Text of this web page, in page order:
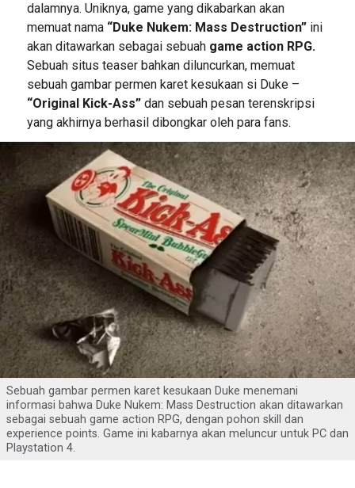
dalamnya. Uniknya, game yang dikabarkan akan
memuat nama“Duke Nukem: Mass Destruction”ini
akan ditawarkan sebagai sebuahgame action RPG.
Sebuah situs teaser bahkan diluncurkan, memuat
sebuah gambar permen karet kesukaan si Duke –
“Original Kick-Ass”dan sebuah pesan terenskripsi
yang akhirnya berhasil dibongkar oleh para fans.
Sebuah gambar permen karet kesukaan Duke menemani
informasi bahwa Duke Nukem: Mass Destruction akan ditawarkan
sebagai sebuah game action RPG, dengan pohon skill dan
experience points. Game ini kabarnya akan meluncur untuk PC dan
Playstation 4.